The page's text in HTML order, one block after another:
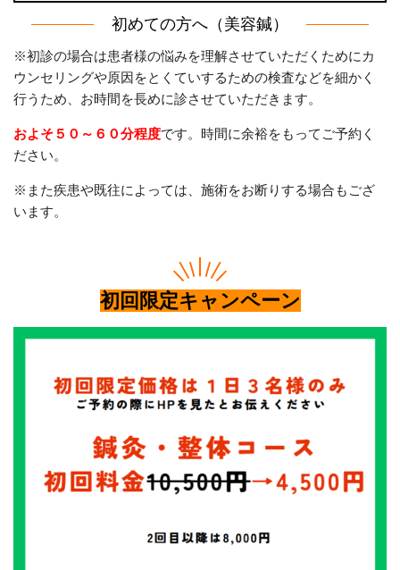
初めての方へ（美容鍼）
※初診の場合は患者様の悩みを理解させていただくためにカ
ウンセリングや原因をとくていするための検査などを細かく
行うため、お時間を長めに診させていただきます。
およそ５０～６０分程度です。時間に余裕をもってご予約く
ださい。
※また疾患や既往によっては、施術をお断りする場合もござ
います。
初回限定キャンペーン